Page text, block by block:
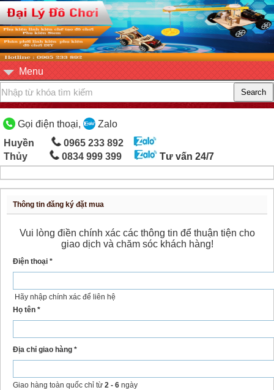
Menu
Gọi điện thoại,
Zalo
Huyền
0965 233 892
Thủy
0834 999 399 Tư vấn 24/7
Thông tin đăng ký đặt mua
Vui lòng điền chính xác các thông tin để thuận tiện cho
giao dịch và chăm sóc khách hàng!
Điện thoại *
Hãy nhập chính xác để liên hệ
Họ tên *
Địa chỉ giao hàng *
Giao hàng toàn quốc chỉ từ 2 - 6 ngày